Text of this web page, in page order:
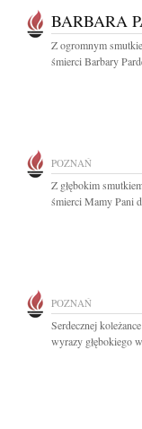
BARBARA
Z ogromnym
śmierci Barbary
POZNAŃ
Z głębokim
śmierci Mamy Pani
POZNAŃ
Serdecznej
wyrazy głębokiego